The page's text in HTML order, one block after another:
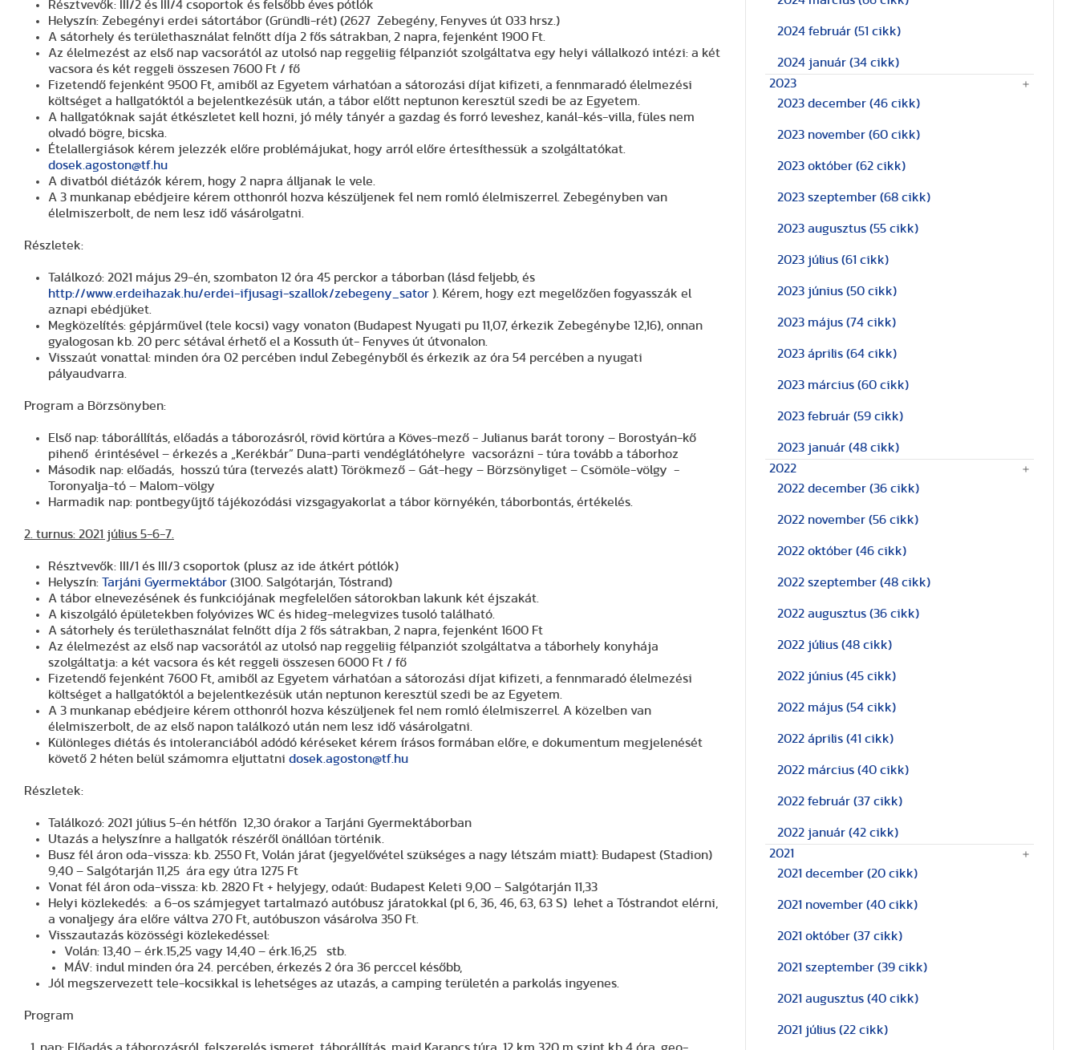
Résztvevők: III/2 és III/4 csoportok és felsőbb éves pótlók
Helyszín: Zebegényi erdei sátortábor (Gründli-rét) (2627 Zebegény, Fenyves út 033 hrsz.)
A sátorhely és területhasználat felnőtt díja 2 fős sátrakban, 2 napra, fejenként 1900 Ft.
Az élelmezést az első nap vacsorától az utolsó nap reggeliig félpanziót szolgáltatva egy helyi vállalkozó intézi: a két
vacsora és két reggeli összesen 7600 Ft / fő
Fizetendő fejenként 9500 Ft, amiből az Egyetem várhatóan a sátorozási díjat kifizeti, a fennmaradó élelmezési
költséget a hallgatóktól a bejelentkezésük után, a tábor előtt neptunon keresztül szedi be az Egyetem.
A hallgatóknak saját étkészletet kell hozni, jó mély tányér a gazdag és forró leveshez, kanál-kés-villa, füles nem
olvadó bögre, bicska.
Ételallergiások kérem jelezzék előre problémájukat, hogy arról előre értesíthessük a szolgáltatókat.
dosek.agoston@tf.hu
A divatból diétázók kérem, hogy 2 napra álljanak le vele.
A 3 munkanap ebédjeire kérem otthonról hozva készüljenek fel nem romló élelmiszerrel. Zebegényben van
élelmiszerbolt, de nem lesz idő vásárolgatni.
Részletek:
Találkozó: 2021 május 29-én, szombaton 12 óra 45 perckor a táborban (lásd feljebb, és
http://www.erdeihazak.hu/erdei-ifjusagi-szallok/zebegeny_sator ). Kérem, hogy ezt megelőzően fogyasszák el
aznapi ebédjüket.
Megközelítés: gépjárművel (tele kocsi) vagy vonaton (Budapest Nyugati pu 11,07, érkezik Zebegénybe 12,16), onnan
gyalogosan kb. 20 perc sétával érhető el a Kossuth út- Fenyves út útvonalon.
Visszaút vonattal: minden óra 02 percében indul Zebegényből és érkezik az óra 54 percében a nyugati
pályaudvarra.
Program a Börzsönyben:
Első nap: táborállítás, előadás a táborozásról, rövid körtúra a Köves-mező - Julianus barát torony – Borostyán-kő
pihenő érintésével – érkezés a „Kerékbár” Duna-parti vendéglátóhelyre vacsorázni - túra tovább a táborhoz
Második nap: előadás, hosszú túra (tervezés alatt) Törökmező – Gát-hegy – Börzsönyliget – Csömöle-völgy -
Toronyalja-tó – Malom-völgy
Harmadik nap: pontbegyűjtő tájékozódási vizsgagyakorlat a tábor környékén, táborbontás, értékelés.
2. turnus: 2021 július 5-6-7.
Résztvevők: III/1 és III/3 csoportok (plusz az ide átkért pótlók)
Helyszín: Tarjáni Gyermektábor (3100. Salgótarján, Tóstrand)
A tábor elnevezésének és funkciójának megfelelően sátorokban lakunk két éjszakát.
A kiszolgáló épületekben folyóvizes WC és hideg-melegvizes tusoló található.
A sátorhely és területhasználat felnőtt díja 2 fős sátrakban, 2 napra, fejenként 1600 Ft
Az élelmezést az első nap vacsorától az utolsó nap reggeliig félpanziót szolgáltatva a táborhely konyhája
szolgáltatja: a két vacsora és két reggeli összesen 6000 Ft / fő
Fizetendő fejenként 7600 Ft, amiből az Egyetem várhatóan a sátorozási díjat kifizeti, a fennmaradó élelmezési
költséget a hallgatóktól a bejelentkezésük után neptunon keresztül szedi be az Egyetem.
A 3 munkanap ebédjeire kérem otthonról hozva készüljenek fel nem romló élelmiszerrel. A közelben van
élelmiszerbolt, de az első napon találkozó után nem lesz idő vásárolgatni.
Különleges diétás és intoleranciából adódó kéréseket kérem írásos formában előre, e dokumentum megjelenését
követő 2 héten belül számomra eljuttatni dosek.agoston@tf.hu
Részletek:
Találkozó: 2021 július 5-én hétfőn 12,30 órakor a Tarjáni Gyermektáborban
Utazás a helyszínre a hallgatók részéről önállóan történik.
Busz fél áron oda-vissza: kb. 2550 Ft, Volán járat (jegyelővétel szükséges a nagy létszám miatt): Budapest (Stadion)
9,40 – Salgótarján 11,25 ára egy útra 1275 Ft
Vonat fél áron oda-vissza: kb. 2820 Ft + helyjegy, odaút: Budapest Keleti 9,00 – Salgótarján 11,33
Helyi közlekedés: a 6-os számjegyet tartalmazó autóbusz járatokkal (pl 6, 36, 46, 63, 63 S) lehet a Tóstrandot elérni,
a vonaljegy ára előre váltva 270 Ft, autóbuszon vásárolva 350 Ft.
Visszautazás közösségi közlekedéssel:
Volán: 13,40 – érk.15,25 vagy 14,40 – érk.16,25 stb.
MÁV: indul minden óra 24. percében, érkezés 2 óra 36 perccel később,
Jól megszervezett tele-kocsikkal is lehetséges az utazás, a camping területén a parkolás ingyenes.
Program
2024 február (51 cikk)
2024 január (34 cikk)
2023
2023 december (46 cikk)
2023 november (60 cikk)
2023 október (62 cikk)
2023 szeptember (68 cikk)
2023 augusztus (55 cikk)
2023 július (61 cikk)
2023 június (50 cikk)
2023 május (74 cikk)
2023 április (64 cikk)
2023 március (60 cikk)
2023 február (59 cikk)
2023 január (48 cikk)
2022
2022 december (36 cikk)
2022 november (56 cikk)
2022 október (46 cikk)
2022 szeptember (48 cikk)
2022 augusztus (36 cikk)
2022 július (48 cikk)
2022 június (45 cikk)
2022 május (54 cikk)
2022 április (41 cikk)
2022 március (40 cikk)
2022 február (37 cikk)
2022 január (42 cikk)
2021
2021 december (20 cikk)
2021 november (40 cikk)
2021 október (37 cikk)
2021 szeptember (39 cikk)
2021 augusztus (40 cikk)
2021 július (22 cikk)